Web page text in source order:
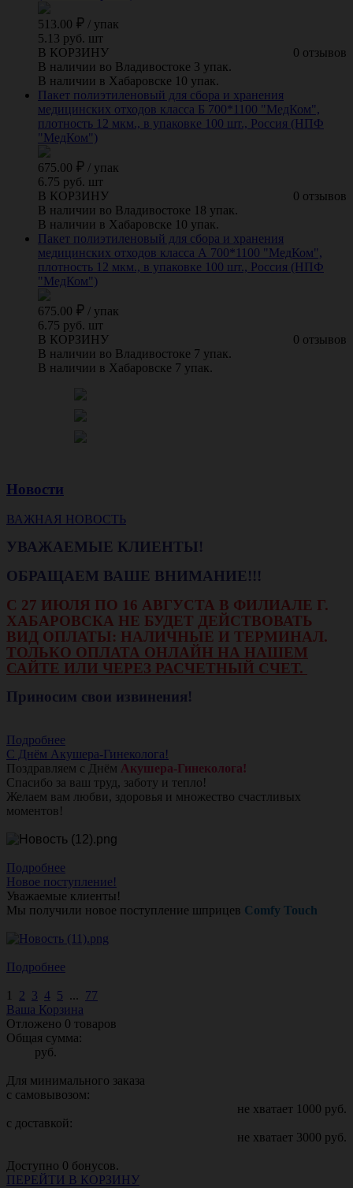
513.00 / упак
5.13 руб. шт
0 отзывов
В КОРЗИНУ
В наличии во Владивостоке 3 упак.
В наличии в Хабаровске 10 упак.
Пакет полиэтиленовый для сбора и хранения
медицинских отходов класса Б 700*1100 "МедКом",
плотность 12 мкм., в упаковке 100 шт., Россия (НПФ
"МедКом")
675.00 / упак
6.75 руб. шт
0 отзывов
В КОРЗИНУ
В наличии во Владивостоке 18 упак.
В наличии в Хабаровске 10 упак.
Пакет полиэтиленовый для сбора и хранения
медицинских отходов класса А 700*1100 "МедКом",
плотность 12 мкм., в упаковке 100 шт., Россия (НПФ
"МедКом")
675.00 / упак
6.75 руб. шт
0 отзывов
В КОРЗИНУ
В наличии во Владивостоке 7 упак.
В наличии в Хабаровске 7 упак.
Новости
ВАЖНАЯ НОВОСТЬ
УВАЖАЕМЫЕ КЛИЕНТЫ!
ОБРАЩАЕМ ВАШЕ ВНИМАНИЕ!!!
С 27 ИЮЛЯ ПО 16 АВГУСТА В ФИЛИАЛЕ Г.
ХАБАРОВСКА НЕ БУДЕТ ДЕЙСТВОВАТЬ
ВИД ОПЛАТЫ: НАЛИЧНЫЕ И ТЕРМИНАЛ.
ТОЛЬКО ОПЛАТА ОНЛАЙН НА НАШЕМ
САЙТЕ ИЛИ ЧЕРЕЗ РАСЧЕТНЫЙ СЧЕТ.
Приносим свои извинения!
Подробнее
С Днём Акушера-Гинеколога!
Поздравляем с Днём Акушера-Гинеколога!
Спасибо за ваш труд, заботу и тепло!
Желаем вам любви, здоровья и множество счастливых
моментов!
Подробнее
Новое поступление!
Уважаемые клиенты!
Мы получили новое поступление шприцев Comfy Touch
Подробнее
1 2 3 4 5 ... 77
Ваша Корзина
Отложено 0 товаров
Общая сумма:
руб.
Для минимального заказа
с самовывозом:
не хватает 1000 руб.
с доставкой:
не хватает 3000 руб.
Доступно 0 бонусов.
ПЕРЕЙТИ В КОРЗИНУ